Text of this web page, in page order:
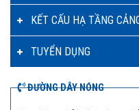
KẾT CẤU HẠ TẦNG
TUYỂN DỤNG
ĐƯỜNG DÂY NÓNG